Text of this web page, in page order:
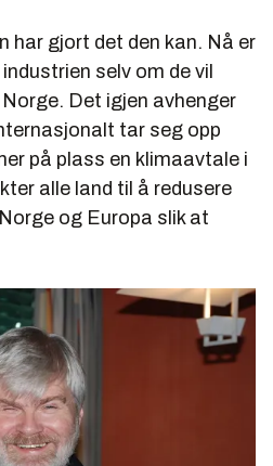
har gjort det den kan. Nå er
selv om de vil
Det igjen avhenger
tar seg opp
på plass en klimaavtale i
alle land til å redusere
og Europa slik at